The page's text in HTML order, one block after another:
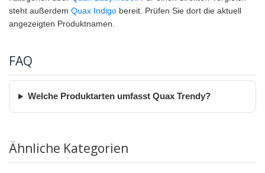
steht außerdem Quax Indigo bereit. Prüfen Sie dort die aktuell
angezeigten Produktnamen.
FAQ
Welche Produktarten umfasst Quax Trendy?
Ähnliche Kategorien